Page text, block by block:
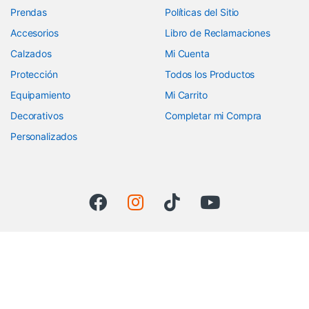
Prendas
Accesorios
Calzados
Protección
Equipamiento
Decorativos
Personalizados
Políticas del Sitio
Libro de Reclamaciones
Mi Cuenta
Todos los Productos
Mi Carrito
Completar mi Compra